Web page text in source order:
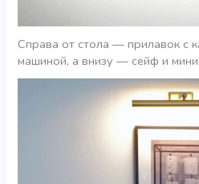
Справа от стола — прилавок с
машиной, а внизу — сейф и